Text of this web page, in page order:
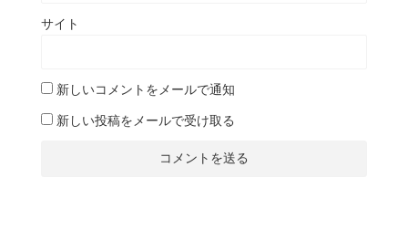
サイト
新しいコメントをメールで通知
新しい投稿をメールで受け取る